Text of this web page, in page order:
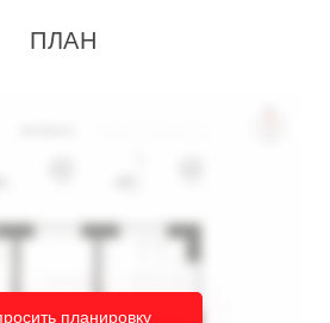
ПЛАН
планировку